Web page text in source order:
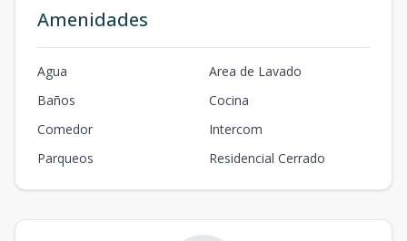
Amenidades
Agua
Area de Lavado
Baños
Cocina
Comedor
Intercom
Parqueos
Residencial Cerrado